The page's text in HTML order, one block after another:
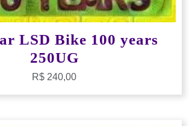
LSD Bike 100 years
250UG
R$ 240,00